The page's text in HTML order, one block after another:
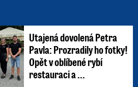
Utajená dovolená Petra
Pavla: Prozradily ho fotky!
Opět v oblíbené rybí
restauraci a ...